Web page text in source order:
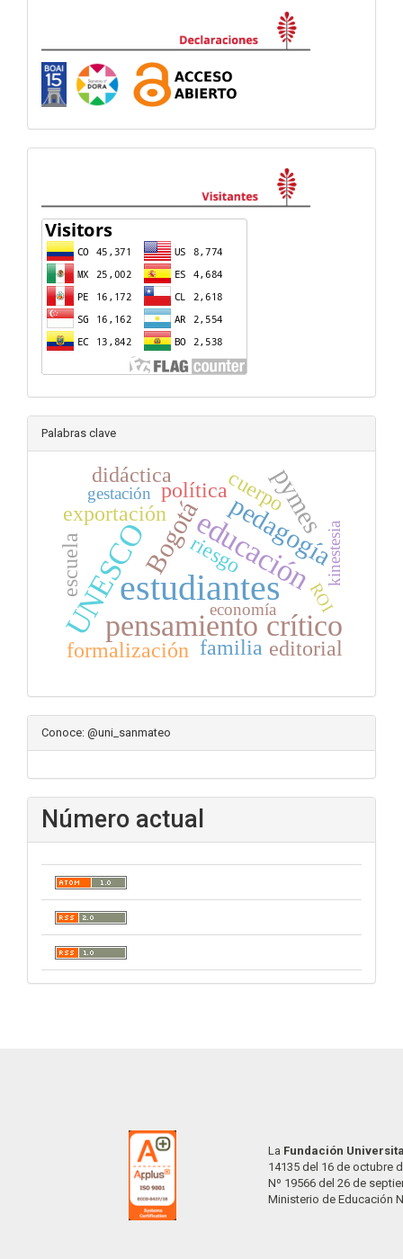
Palabras clave
estudiantes
educación
UNESCOpensamiento crítico
pedagogía
Bogotá pymes
escuela riesgo
exportación
políticacuerpo
familia
didáctica
formalización editorial
kinestesia
ROI
gestación
economía
Conoce: @uni_sanmateo
Número actual
La Fundación
14135 del 16 de octubre
Nº 19566 del 26 de
Ministerio de Educación